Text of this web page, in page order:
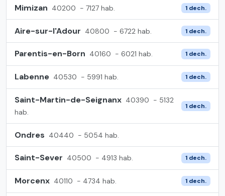
Mimizan 40200 - 7127 hab. 1 dech.
Aire-sur-l'Adour 40800 - 6722 hab. 1 dech.
Parentis-en-Born 40160 - 6021 hab. 1 dech.
Labenne 40530 - 5991 hab. 1 dech.
Saint-Martin-de-Seignanx 40390 - 5132
hab.
1 dech.
Ondres 40440 - 5054 hab.
Saint-Sever 40500 - 4913 hab. 1 dech.
Morcenx 40110 - 4734 hab. 1 dech.